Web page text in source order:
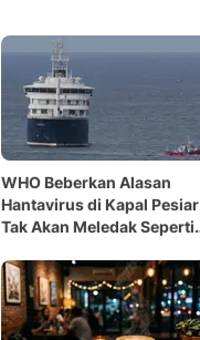
WHO Beberkan Alasan
Hantavirus di Kapal Pesiar
Tak Akan Meledak Seperti